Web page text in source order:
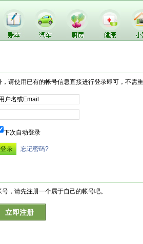
请使用已有的帐号信息直接进行登录即可，不需
下次自动登录
忘记密码?
，请先注册一个属于自己的帐号吧。
立即注册